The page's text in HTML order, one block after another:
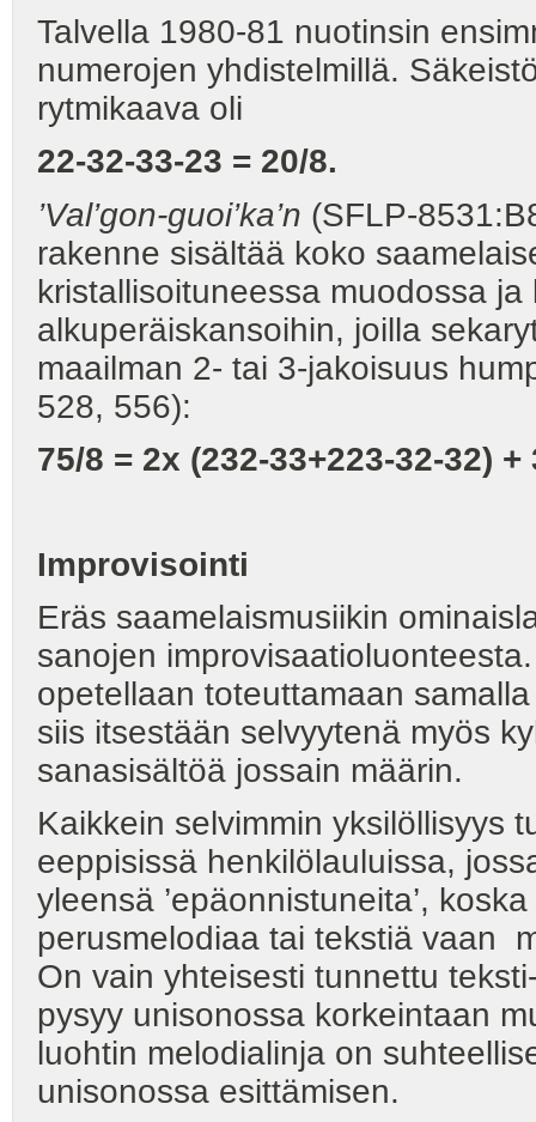
Talvella 1980-81 nuotinsin
numerojen yhdistelmillä.
rytmikaava oli
22-32-33-23 = 20/8.
’Val’gon-guoi’ka’n (SFLP-
rakenne sisältää koko
kristallisoituneessa muodossa
alkuperäiskansoihin, joilla
maailman 2- tai 3-jakoisuus
528, 556):
75/8 = 2x (232-33+223-32-32) +
Improvisointi
Eräs saamelaismusiikin
sanojen
opetellaan toteuttamaan
siis itsestään selvyytenä myös
sanasisältöä jossain määrin.
Kaikkein selvimmin yksilöllisyys
eeppisissä henkilölauluissa,
yleensä ’epäonnistuneita’,
perusmelodiaa tai tekstiä vaan
On vain yhteisesti tunnettu
pysyy unisonossa korkeintaan
luohtin melodialinja on
unisonossa esittämisen.